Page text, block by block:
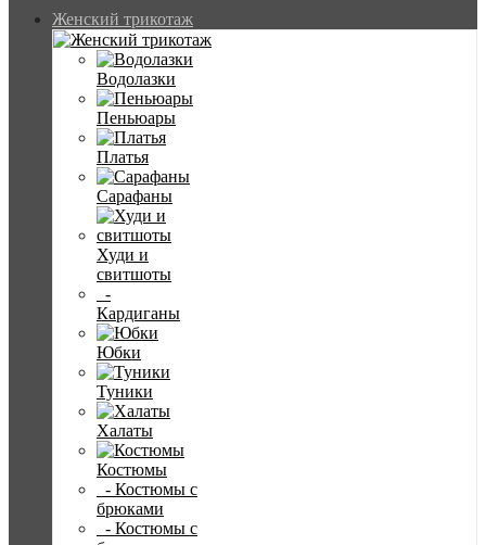
Женский трикотаж
Водолазки
Пеньюары
Платья
Сарафаны
Худи и
свитшоты
-
Кардиганы
Юбки
Туники
Халаты
Костюмы
- Костюмы с
брюками
- Костюмы с